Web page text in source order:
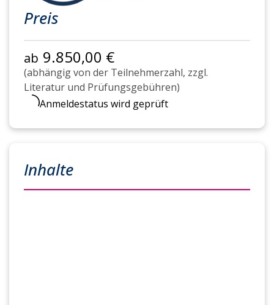
Inhalte
Preis
ab 9.850,00 €
(abhängig von der Teilnehmerzahl, zzgl.
Literatur und Prüfungsgebühren)
Anmeldestatus wird geprüft